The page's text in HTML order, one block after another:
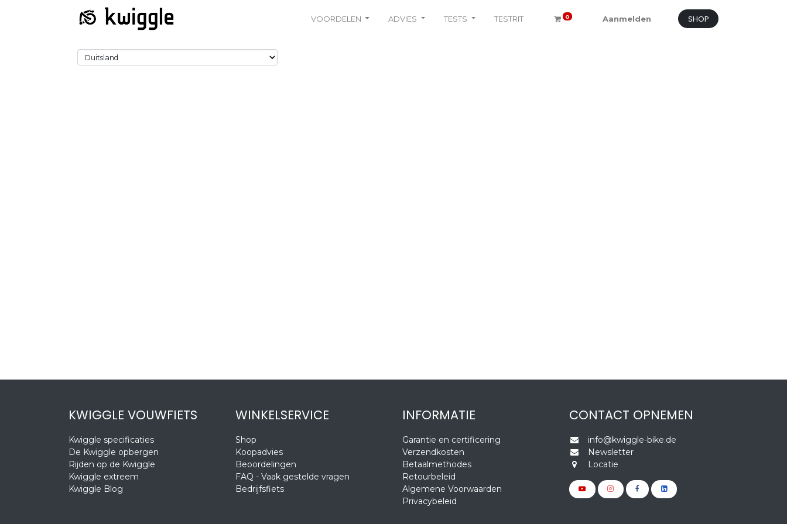
VOORDELEN ADVIES TESTS TESTRIT 0 Aanmelden SHOP
KWIGGLE VOUWFIETS
Kwiggle specificaties
De Kwiggle opbergen
Rijden op de Kwiggle
Kwiggle extreem
Kwiggle Blog
WINKELSERVICE
Shop
Koopadvies
Beoordelingen
FAQ - Vaak gestelde vragen
Bedrijfsfiets
INFORMATIE
Garantie en certificering
Verzendkosten
Betaalmethodes
Retourbeleid
Algemene Voorwaarden
Privacybeleid
CONTACT OPNEMEN
info@kwiggle-bike.de
Newsletter
Locatie